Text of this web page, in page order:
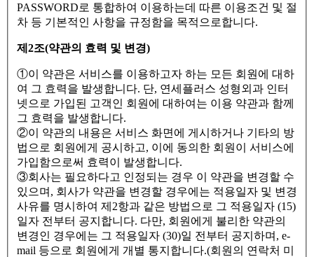
PASSWORD로 통합하여 이용하는데 따른 이용조건 및 절
차 등 기본적인 사항을 규정함을 목적으로합니다.
제2조(약관의 효력 및 변경)
①이 약관은 서비스를 이용하고자 하는 모든 회원에 대하
여 그 효력을 발생합니다. 단, 연세플러스 성형외과 인터
넷으로 가입된 고객인 회원에 대하여는 이용 약관과 함께
그 효력을 발생합니다.
②이 약관의 내용은 서비스 화면에 게시하거나 기타의 방
법으로 회원에게 공시하고, 이에 동의한 회원이 서비스에
가입함으로써 효력이 발생합니다.
③회사는 필요하다고 인정되는 경우 이 약관을 변경할 수
있으며, 회사가 약관을 변경할 경우에는 적용일자 및 변경
사유를 명시하여 제2항과 같은 방법으로 그 적용일자 (15)
일자 전부터 공지합니다. 다만, 회원에게 불리한 약관의
변경인 경우에는 그 적용일자 (30)일 전부터 공지하며, e-
mail 등으로 회원에게 개별 통지합니다.(회원의 연락처 미